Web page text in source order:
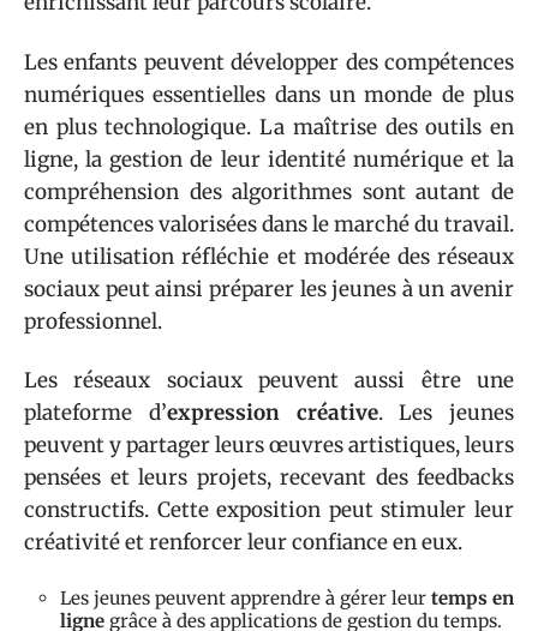
Les enfants peuvent développer des compétences
numériques essentielles dans un monde de plus
en plus technologique. La maîtrise des outils en
ligne, la gestion de leur identité numérique et la
compréhension des algorithmes sont autant de
compétences valorisées dans le marché du travail.
Une utilisation réfléchie et modérée des réseaux
sociaux peut ainsi préparer les jeunes à un avenir
professionnel.
Les réseaux sociaux peuvent aussi être une
plateforme d’expression créative. Les jeunes
peuvent y partager leurs œuvres artistiques, leurs
pensées et leurs projets, recevant des feedbacks
constructifs. Cette exposition peut stimuler leur
créativité et renforcer leur confiance en eux.
Les jeunes peuvent apprendre à gérer leur temps en
ligne grâce à des applications de gestion du temps.